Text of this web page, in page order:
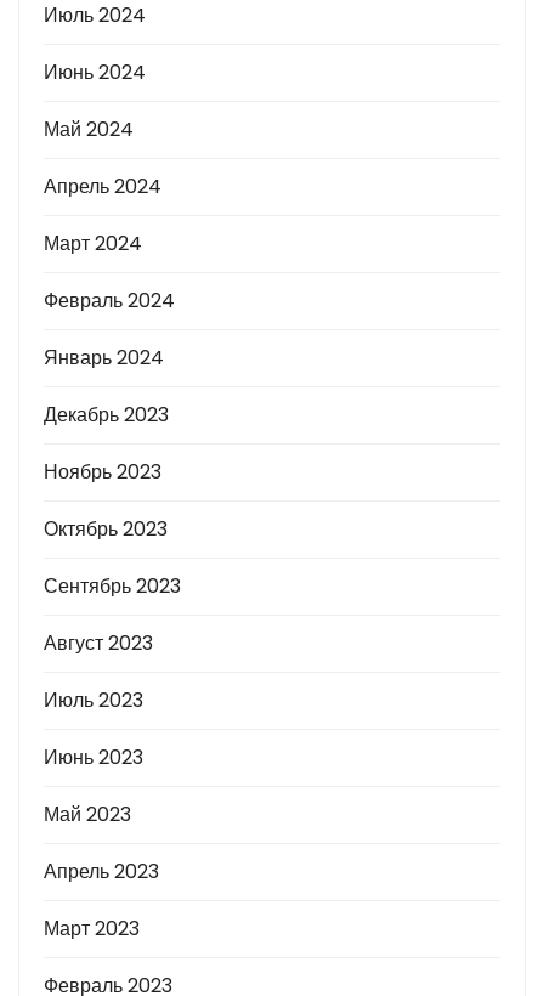
Июль 2024
Июнь 2024
Май 2024
Апрель 2024
Март 2024
Февраль 2024
Январь 2024
Декабрь 2023
Ноябрь 2023
Октябрь 2023
Сентябрь 2023
Август 2023
Июль 2023
Июнь 2023
Май 2023
Апрель 2023
Март 2023
Февраль 2023